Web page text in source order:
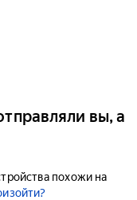
вы, а
похожи на